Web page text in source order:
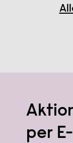
per